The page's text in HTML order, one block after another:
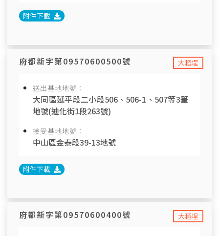
附件下載
大稻埕
府都新字第09570600500號
送出基地地號：
大同區延平段二小段506、506-1、507等3筆
地號(迪化街1段263號)
接受基地地號：
中山區金泰段39-13地號
附件下載
大稻埕
府都新字第09570600400號